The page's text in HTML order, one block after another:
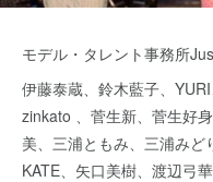
モデル・タレント事務所
伊藤泰蔵、鈴木藍子、
zinkato 、菅生新、菅生好
美、三浦ともみ、三浦みど
KATE、矢口美樹、渡辺弓